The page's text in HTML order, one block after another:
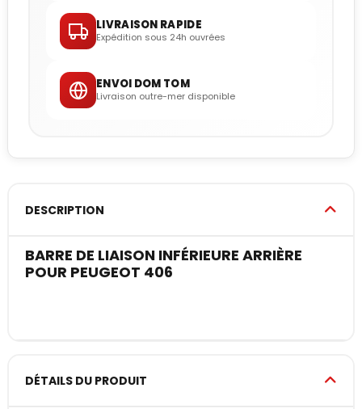
LIVRAISON RAPIDE
Expédition sous 24h ouvrées
ENVOI DOM TOM
Livraison outre-mer disponible
DESCRIPTION
BARRE DE LIAISON INFÉRIEURE ARRIÈRE
POUR PEUGEOT 406
DÉTAILS DU PRODUIT